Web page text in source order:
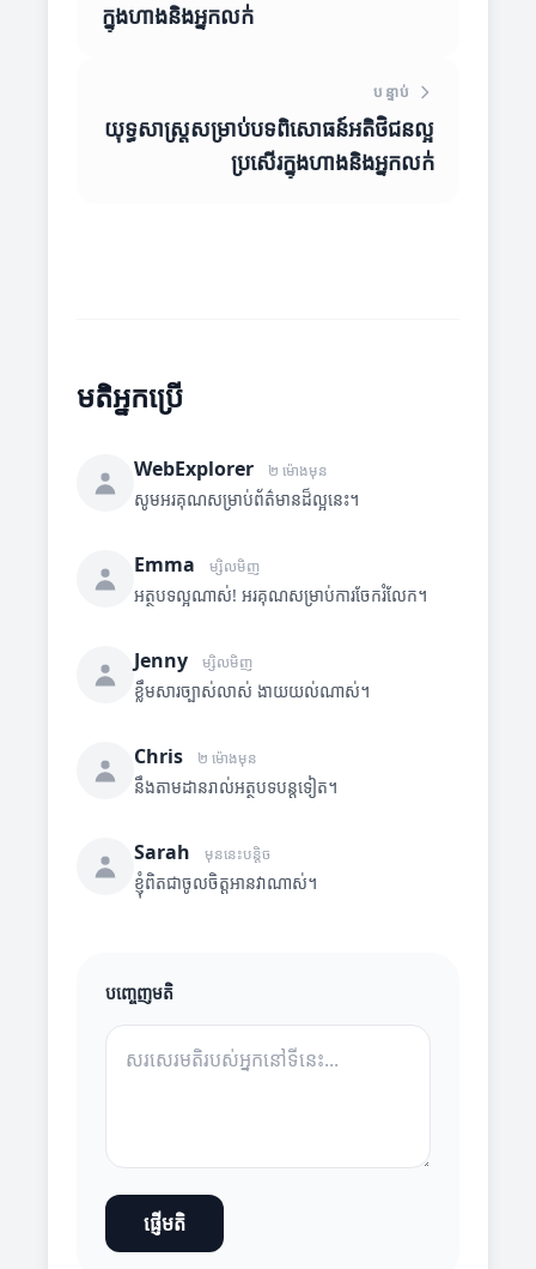
ក្នុងហាងនិងអ្នកលក់
បន្ទាប់
យុទ្ធសាស្ត្រសម្រាប់បទពិសោធន៍អតិថិជនល្អ
ប្រសើរ​ក្នុងហាងនិងអ្នកលក់
មតិអ្នកប្រើ
WebExplorer ២ ម៉ោងមុន
សូមអរគុណសម្រាប់ព័ត៌មានដ៏ល្អនេះ។
Emma ម្សិលមិញ
អត្ថបទល្អណាស់! អរគុណសម្រាប់ការចែករំលែក។
Jenny ម្សិលមិញ
ខ្លឹមសារច្បាស់លាស់ ងាយយល់ណាស់។
Chris ២ ម៉ោងមុន
នឹងតាមដានរាល់អត្ថបទបន្តទៀត។
Sarah មុននេះបន្តិច
ខ្ញុំពិតជាចូលចិត្តអានវាណាស់។
បញ្ចេញមតិ
ផ្ញើមតិ